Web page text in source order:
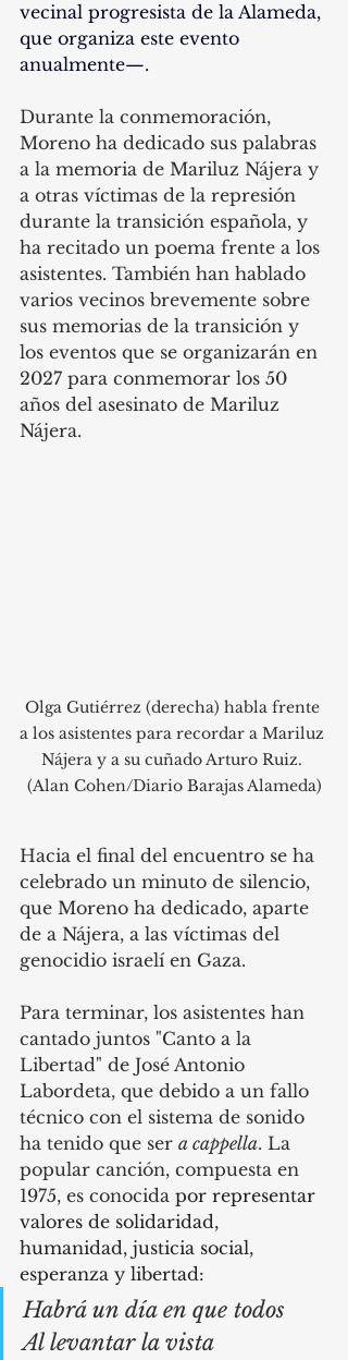
vecinal progresista de la Alameda,
que organiza este evento
anualmente—.
Durante la conmemoración,
Moreno ha dedicado sus palabras
a la memoria de Mariluz Nájera y
a otras víctimas de la represión
durante la transición española, y
ha recitado un poema frente a los
asistentes. También han hablado
varios vecinos brevemente sobre
sus memorias de la transición y
los eventos que se organizarán en
2027 para conmemorar los 50
años del asesinato de Mariluz
Nájera.
Olga Gutiérrez (derecha) habla frente
a los asistentes para recordar a Mariluz
Nájera y a su cuñado Arturo Ruiz.
(Alan Cohen/Diario Barajas Alameda)
Hacia el final del encuentro se ha
celebrado un minuto de silencio,
que Moreno ha dedicado, aparte
de a Nájera, a las víctimas del
genocidio israelí en Gaza.
Para terminar, los asistentes han
cantado juntos "Canto a la
Libertad" de José Antonio
Labordeta, que debido a un fallo
técnico con el sistema de sonido
ha tenido que ser a cappella. La
popular canción, compuesta en
1975, es conocida por representar
valores de solidaridad,
humanidad, justicia social,
esperanza y libertad:
Habrá un día en que todos
Al levantar la vista